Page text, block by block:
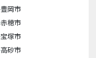
豊岡市
赤穂市
宝塚市
高砂市